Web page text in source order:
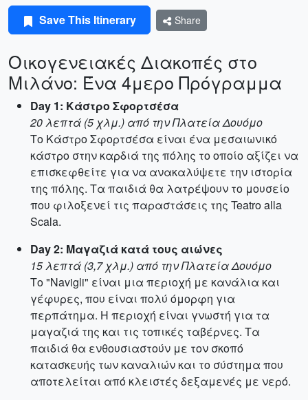
Save This Itinerary Share
Οικογενειακές Διακοπές στο
Μιλάνο: Ένα 4μερο Πρόγραμμα
Day 1: Κάστρο Σφορτσέσα
20 λεπτά (5 χλμ.) από την Πλατεία Δουόμο
Το Κάστρο Σφορτσέσα είναι ένα μεσαιωνικό
κάστρο στην καρδιά της πόλης το οποίο αξίζει να
επισκεφθείτε για να ανακαλύψετε την ιστορία
της πόλης. Τα παιδιά θα λατρέψουν το μουσείο
που φιλοξενεί τις παραστάσεις της Teatro alla
Scala.
Day 2: Μαγαζιά κατά τους αιώνες
15 λεπτά (3,7 χλμ.) από την Πλατεία Δουόμο
Το "Navigli" είναι μια περιοχή με κανάλια και
γέφυρες, που είναι πολύ όμορφη για
περπάτημα. Η περιοχή είναι γνωστή για τα
μαγαζιά της και τις τοπικές ταβέρνες. Τα
παιδιά θα ενθουσιαστούν με τον σκοπό
κατασκευής των καναλιών και το σύστημα που
αποτελείται από κλειστές δεξαμενές με νερό.